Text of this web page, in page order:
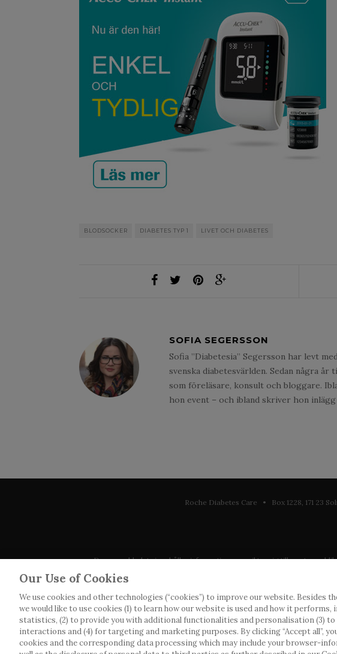
BLODSOCKER DIABETES TYP 1 LIVET OCH DIABETES
SOFIA SEGERSSON
Sofia ”Diabetesia” Segersson har levt
svenska diabetesvärlden. Sedan några
som föreläsare, konsult och bloggare.
hon event – och ibland skriver hon
Roche Diabetes Care • Box 1228, 171 23
Denna webbplats innehåller information som riktar sig till en stor
observera att vi inte tar något ansvar för information som
Roche har inte alltid möjlighet att kvalitetssäkra andras inlägg, men
webbplatser som det länkas till. Kopiering av material från denna
Denna webbplats är inte avsedd att rapportera
Our Use of Cookies
We use cookies and other technologies (“cookies”) to improve our website. Besides
we would like to use cookies (1) to learn how our website is used and how it
statistics, (2) to provide you with additional functionalities and personalisation (3) to
interactions and (4) for targeting and marketing purposes. By clicking “Accept all”,
cookies and the corresponding data processing which may include your browser-